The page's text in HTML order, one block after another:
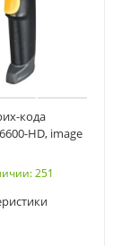
кода
HD, image
: 251